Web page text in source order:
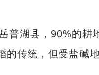
湖县，90%的耕
的传统，但受盐碱